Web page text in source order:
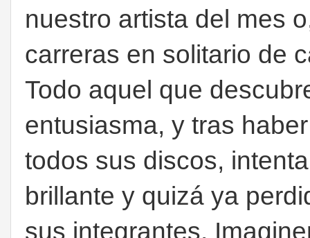
nuestro artista del mes
carreras en solitario de
Todo aquel que
entusiasma, y tras
todos sus discos,
brillante y quizá ya
sus integrantes.